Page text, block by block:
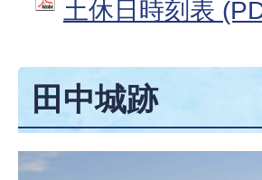
土休日時刻表
田中城跡